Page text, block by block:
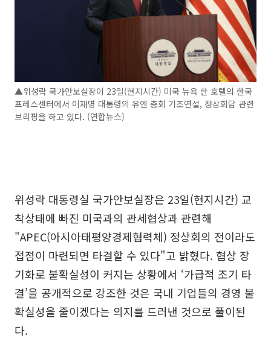
▲위성락 국가안보실장이 23일(현지시간) 미국 뉴욕 한 호텔의 한국
프레스센터에서 이재명 대통령의 유엔 총회 기조연설, 정상회담 관련
브리핑을 하고 있다. (연합뉴스)
위성락 대통령실 국가안보실장은 23일(현지시간) 교
착상태에 빠진 미국과의 관세협상과 관련해
"APEC(아시아태평양경제협력체) 정상회의 전이라도
접점이 마련되면 타결할 수 있다"고 밝혔다. 협상 장
기화로 불확실성이 커지는 상황에서 ‘가급적 조기 타
결’을 공개적으로 강조한 것은 국내 기업들의 경영 불
확실성을 줄이겠다는 의지를 드러낸 것으로 풀이된
다.